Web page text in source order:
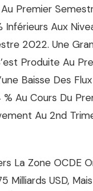
Au Premier
Inférieurs Aux
2022. Une
Produite Au
Baisse Des
% Au Cours Du
Au 2nd
La Zone OCDE
Milliards USD,